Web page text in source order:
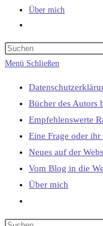
Über mich
umschalten
Menü Schließen
Bücher des Autors
Empfehlenswerte
Eine Frage oder
Neues auf der
Vom Blog in die
Über mich